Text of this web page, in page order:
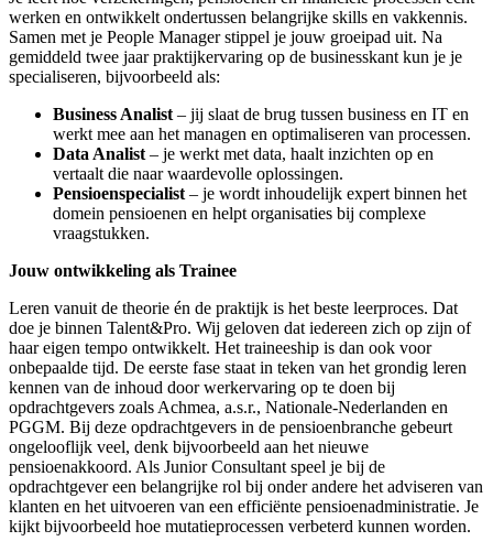
werken en ontwikkelt ondertussen belangrijke skills en vakkennis.
Samen met je People Manager stippel je jouw groeipad uit. Na
gemiddeld twee jaar praktijkervaring op de businesskant kun je je
specialiseren, bijvoorbeeld als:
Business Analist – jij slaat de brug tussen business en IT en
werkt mee aan het managen en optimaliseren van processen.
Data Analist – je werkt met data, haalt inzichten op en
vertaalt die naar waardevolle oplossingen.
Pensioenspecialist – je wordt inhoudelijk expert binnen het
domein pensioenen en helpt organisaties bij complexe
vraagstukken.
Jouw ontwikkeling als Trainee
Leren vanuit de theorie én de praktijk is het beste leerproces. Dat
doe je binnen Talent&Pro. Wij geloven dat iedereen zich op zijn of
haar eigen tempo ontwikkelt. Het traineeship is dan ook voor
onbepaalde tijd. De eerste fase staat in teken van het grondig leren
kennen van de inhoud door werkervaring op te doen bij
opdrachtgevers zoals Achmea, a.s.r., Nationale-Nederlanden en
PGGM. Bij deze opdrachtgevers in de pensioenbranche gebeurt
ongelooflijk veel, denk bijvoorbeeld aan het nieuwe
pensioenakkoord. Als Junior Consultant speel je bij de
opdrachtgever een belangrijke rol bij onder andere het adviseren van
klanten en het uitvoeren van een efficiënte pensioenadministratie. Je
kijkt bijvoorbeeld hoe mutatieprocessen verbeterd kunnen worden.